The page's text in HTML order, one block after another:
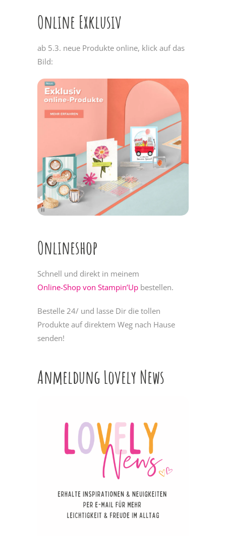
Online Exklusiv
ab 5.3. neue Produkte online, klick auf das
Bild:
Onlineshop
Schnell und direkt in meinem
Online-Shop von Stampin’Up bestellen.
Bestelle 24/ und lasse Dir die tollen
Produkte auf direktem Weg nach Hause
senden!
Anmeldung Lovely News